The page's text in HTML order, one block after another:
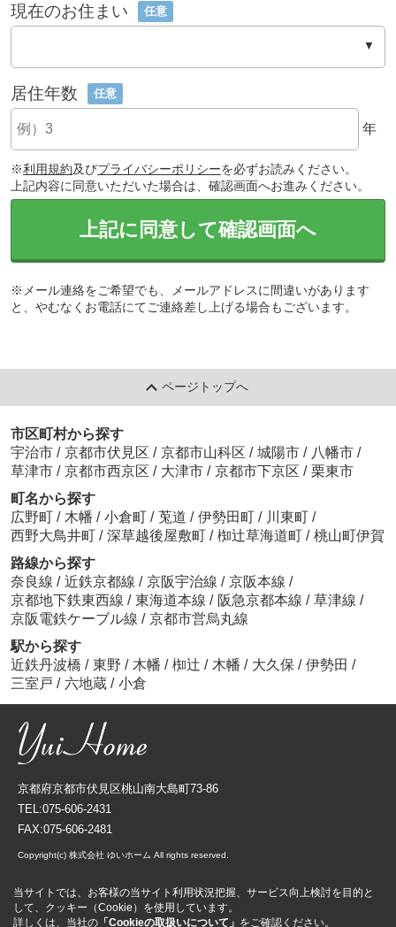
現在のお住まい 任意
居住年数 任意
年
※利用規約及びプライバシーポリシーを必ずお読みください。
上記内容に同意いただいた場合は、確認画面へお進みください。
上記に同意して確認画面へ
※メール連絡をご希望でも、メールアドレスに間違いがあります
と、やむなくお電話にてご連絡差し上げる場合もございます。
ページトップへ
市区町村から探す
宇治市 / 京都市伏見区 / 京都市山科区 / 城陽市 / 八幡市 /
草津市 / 京都市西京区 / 大津市 / 京都市下京区 / 栗東市
町名から探す
広野町 / 木幡 / 小倉町 / 莵道 / 伊勢田町 / 川東町 /
西野大鳥井町 / 深草越後屋敷町 / 椥辻草海道町 / 桃山町伊賀
路線から探す
奈良線 / 近鉄京都線 / 京阪宇治線 / 京阪本線 /
京都地下鉄東西線 / 東海道本線 / 阪急京都本線 / 草津線 /
京阪電鉄ケーブル線 / 京都市営烏丸線
駅から探す
近鉄丹波橋 / 東野 / 木幡 / 椥辻 / 木幡 / 大久保 / 伊勢田 /
三室戸 / 六地蔵 / 小倉
京都府京都市伏見区桃山南大島町73-86
TEL:075-606-2431
FAX:075-606-2481
Copyright(c) 株式会社 ゆいホーム All rights reserved.
当サイトでは、お客様の当サイト利用状況把握、サービス向上検討を目的と
して、クッキー（Cookie）を使用しています。
詳しくは、当社の 「Cookieの取扱いについて」 をご確認ください。